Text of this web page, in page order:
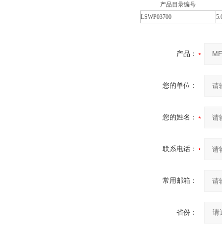
产品目录编号
LSWP03700
产品：
您的单位：
您的姓名：
联系电话：
常用邮箱：
省份：